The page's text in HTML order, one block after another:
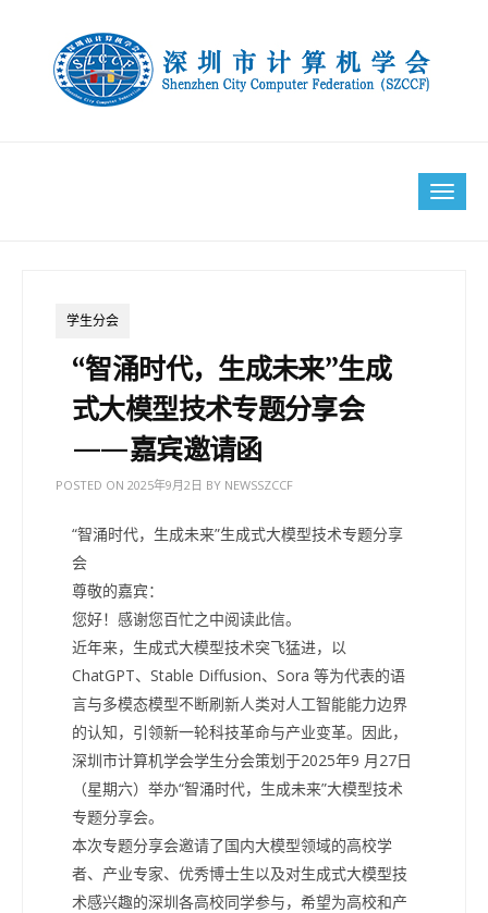
学生分会
“智涌时代，生成未来”生成
式大模型技术专题分享会
——嘉宾邀请函
POSTED ON 2025年9月2日 BY NEWSSZCCF
“智涌时代，生成未来”生成式大模型技术专题分享
会
尊敬的嘉宾：
您好！感谢您百忙之中阅读此信。
近年来，生成式大模型技术突飞猛进，以
ChatGPT、Stable Diffusion、Sora 等为代表的语
言与多模态模型不断刷新人类对人工智能能力边界
的认知，引领新一轮科技革命与产业变革。因此，
深圳市计算机学会学生分会策划于2025年9 月27日
（星期六）举办“智涌时代，生成未来”大模型技术
专题分享会。
本次专题分享会邀请了国内大模型领域的高校学
者、产业专家、优秀博士生以及对生成式大模型技
术感兴趣的深圳各高校同学参与，希望为高校和产